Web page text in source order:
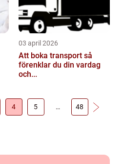
03 april 2026
Att boka transport så
förenklar du din vardag
och...
4 5 … 48